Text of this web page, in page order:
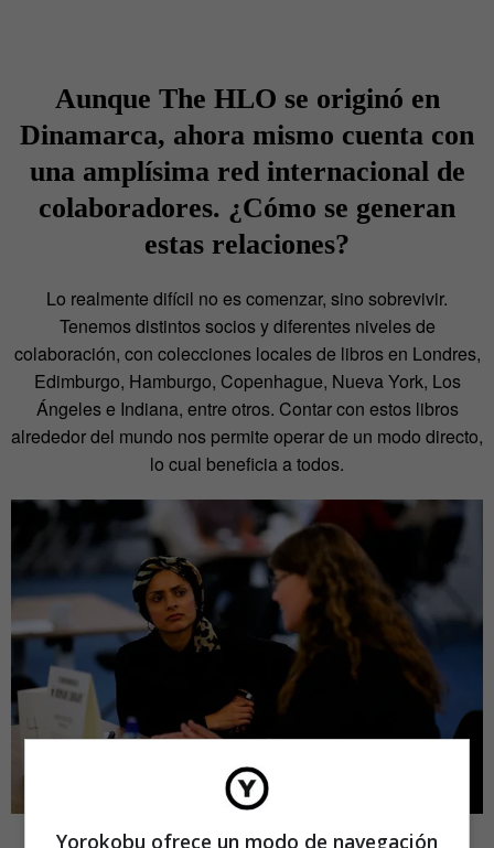
Aunque The HLO se originó en
Dinamarca, ahora mismo cuenta con
una amplísima red internacional de
colaboradores. ¿Cómo se generan
estas relaciones?
Lo realmente difícil no es comenzar, sino sobrevivir.
Tenemos distintos socios y diferentes niveles de
colaboración, con colecciones locales de libros en Londres,
Edimburgo, Hamburgo, Copenhague, Nueva York, Los
Ángeles e Indiana, entre otros. Contar con estos libros
alrededor del mundo nos permite operar de un modo directo,
lo cual beneficia a todos.
Yorokobu ofrece un modo de navegación